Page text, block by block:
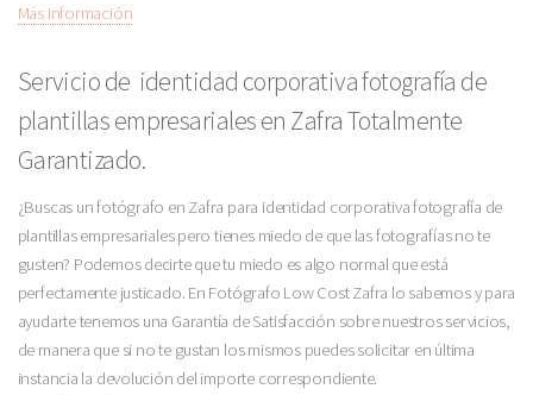
Más Información
Servicio de identidad corporativa fotografía de
plantillas empresariales en Zafra Totalmente
Garantizado.
¿Buscas un fotógrafo en Zafra para identidad corporativa fotografía de
plantillas empresariales pero tienes miedo de que las fotografías no te
gusten? Podemos decirte que tu miedo es algo normal que está
perfectamente justicado. En Fotógrafo Low Cost Zafra lo sabemos y para
ayudarte tenemos una Garantía de Satisfacción sobre nuestros servicios,
de manera que si no te gustan los mismos puedes solicitar en última
instancia la devolución del importe correspondiente.